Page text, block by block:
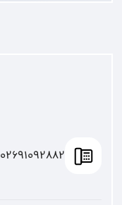
02691092882